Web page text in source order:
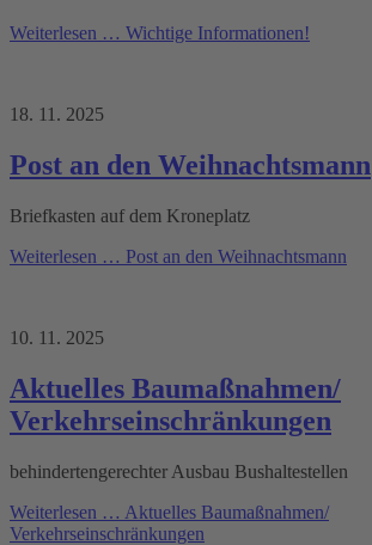
Weiterlesen … Wichtige Informationen!
18. 11. 2025
Post an den Weihnachtsmann
Briefkasten auf dem Kroneplatz
Weiterlesen … Post an den Weihnachtsmann
10. 11. 2025
Aktuelles Baumaßnahmen/
Verkehrseinschränkungen
behindertengerechter Ausbau Bushaltestellen
Weiterlesen … Aktuelles Baumaßnahmen/
Verkehrseinschränkungen